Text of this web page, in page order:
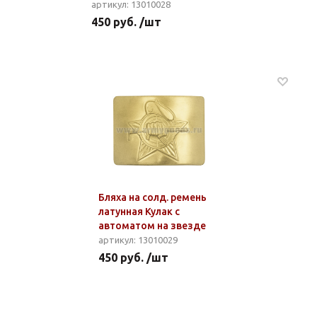
артикул: 13010028
450 руб. /шт
Бляха на солд. ремень
латунная Кулак с
автоматом на звезде
артикул: 13010029
450 руб. /шт